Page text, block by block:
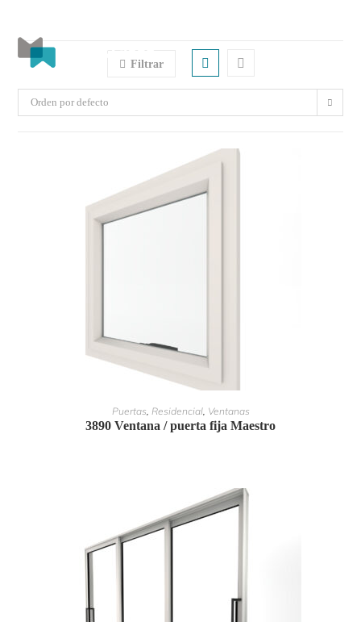
Filtrar
Orden por defecto
LEER MÁS
Puertas, Residencial, Ventanas
3890 Ventana / puerta fija Maestro